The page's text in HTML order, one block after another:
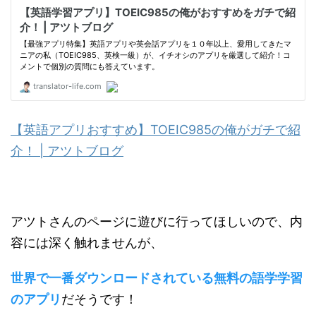
【英語アプリおすすめ】TOEIC985の俺がガチで紹
介！ | アツトブログ
アツトさんのページに遊びに行ってほしいので、内
容には深く触れませんが、
世界で一番ダウンロードされている無料の語学学習
のアプリ だそうです！